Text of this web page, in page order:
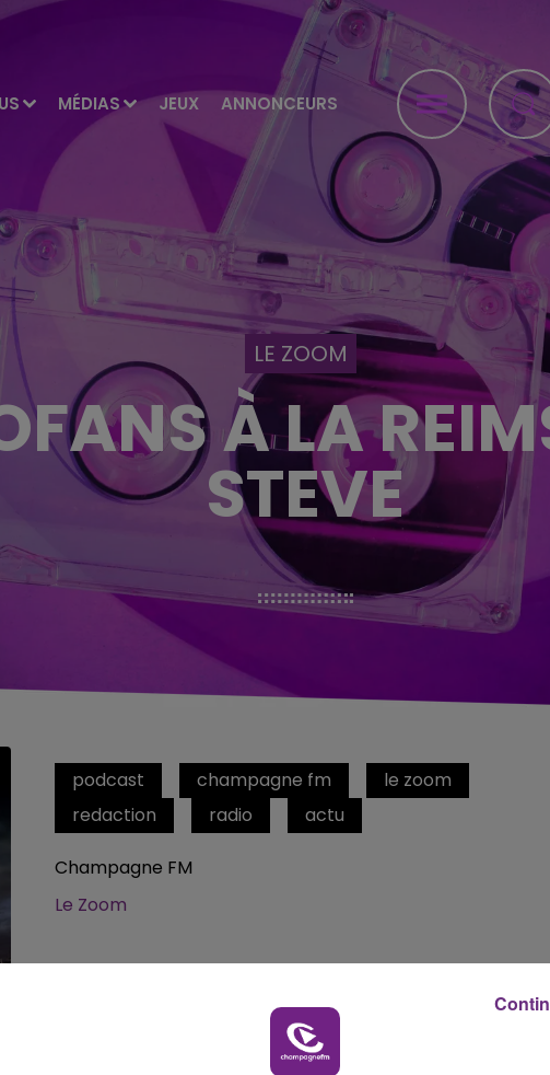
MÉDIAS JEUX ANNONCEURS
14h00 - 15h00
LA RADIO POP
LE ZOOM
À LA
STEVE
podcast champagne fm
le zoom
redaction
radio actu
Champagne FM
Le Zoom